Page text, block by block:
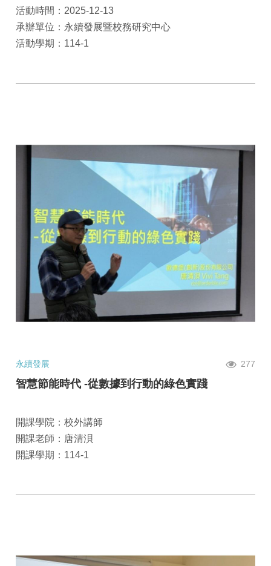
活動時間：2025-12-13
承辦單位：永續發展暨校務研究中心
活動學期：114-1
永續發展 277
智慧節能時代 -從數據到行動的綠色實踐
開課學院：校外講師
開課老師：唐清浿
開課學期：114-1